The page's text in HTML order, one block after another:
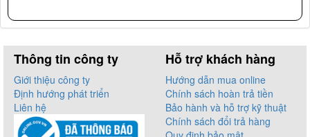
Thông tin công ty
Giới thiệu công ty
Định hướng phát triển
Liên hệ
Hỗ trợ khách hàng
Hướng dẫn mua online
Chính sách hoàn trả tiền
Bảo hành và hỗ trợ kỹ thuật
Chính sách đổi trả hàng